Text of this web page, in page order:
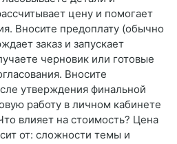
цену и помогает
Вносите предоплату (обычно
заказ и запускает
черновик или готовые
Вносите
утверждения финальной
работу в личном кабинете
влияет на стоимость? Цена
от: сложности темы и